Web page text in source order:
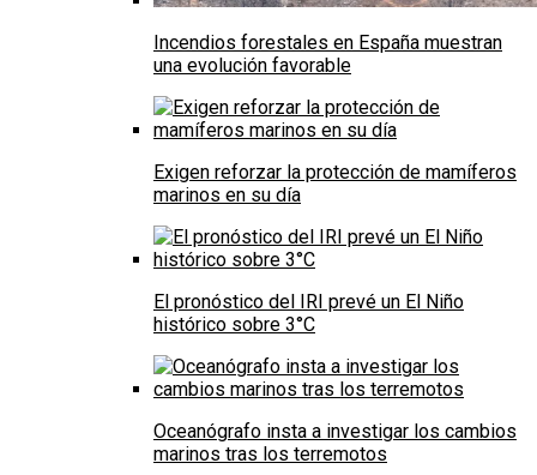
Incendios forestales en España muestran
una evolución favorable
Exigen reforzar la protección de mamíferos
marinos en su día
El pronóstico del IRI prevé un El Niño
histórico sobre 3°C
Oceanógrafo insta a investigar los cambios
marinos tras los terremotos